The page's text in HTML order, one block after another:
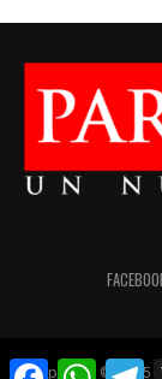
Copyright © 2025
Facebook